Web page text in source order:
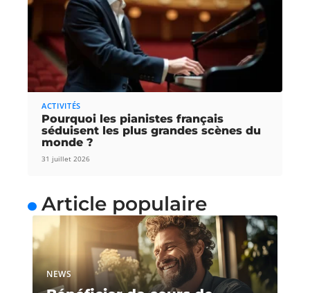
ACTIVITÉS
Pourquoi les pianistes français
séduisent les plus grandes scènes du
monde ?
31 juillet 2026
Article populaire
NEWS